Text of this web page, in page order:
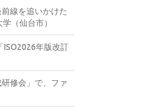
線を追いかけた
（仙台市）
年版改訂
研修会」で、ファ